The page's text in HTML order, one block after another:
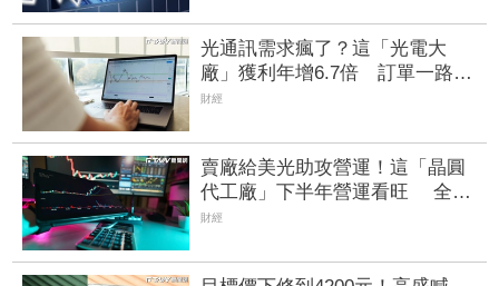
光通訊需求瘋了？這「光電大
廠」獲利年增6.7倍 訂單一路看
到年底、2027也樂觀
財經
賣廠給美光助攻營運！這「晶圓
代工廠」下半年營運看旺 全年
EPS估達5.68元轉盈
財經